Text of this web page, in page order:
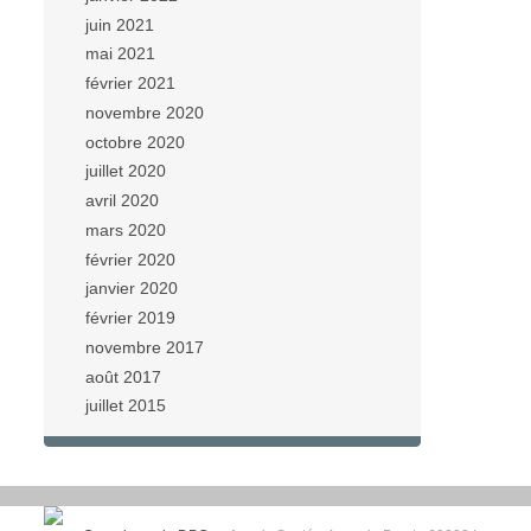
juin 2021
mai 2021
février 2021
novembre 2020
octobre 2020
juillet 2020
avril 2020
mars 2020
février 2020
janvier 2020
février 2019
novembre 2017
août 2017
juillet 2015